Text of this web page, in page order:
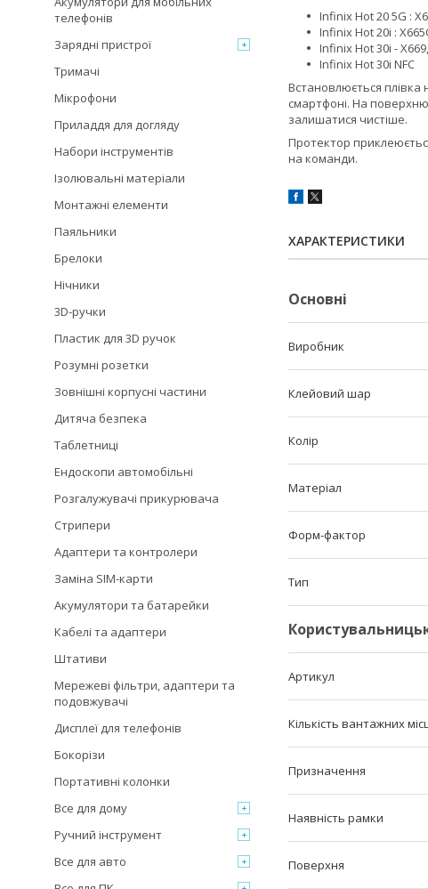
Infinix Hot 20 5G :
Infinix Hot 20i :
Infinix Hot 30i -
Infinix Hot 30i NFC
Встановлюється
смартфоні. На
залишатися чистіше.
Протектор
на команди.
ХАРАКТЕРИСТИКИ
Основні
Виробник
Клейовий шар
Колір
Матеріал
Форм-фактор
Тип
Артикул
Кількість вантажних
Призначення
Наявність рамки
Поверхня
телефонів
Зарядні пристрої
Тримачі
Мікрофони
Приладдя для догляду
Набори інструментів
Ізолювальні матеріали
Монтажні елементи
Паяльники
Брелоки
Нічники
3D-ручки
Пластик для 3D ручок
Розумні розетки
Зовнішні корпусні частини
Дитяча безпека
Таблетниці
Ендоскопи автомобільні
Розгалужувачі прикурювача
Стрипери
Адаптери та контролери
Заміна SIM-карти
Акумулятори та батарейки
Кабелі та адаптери
Штативи
Мережеві фільтри, адаптери та
подовжувачі
Дисплеї для телефонів
Бокорізи
Портативні колонки
Все для дому
Ручний інструмент
Все для авто